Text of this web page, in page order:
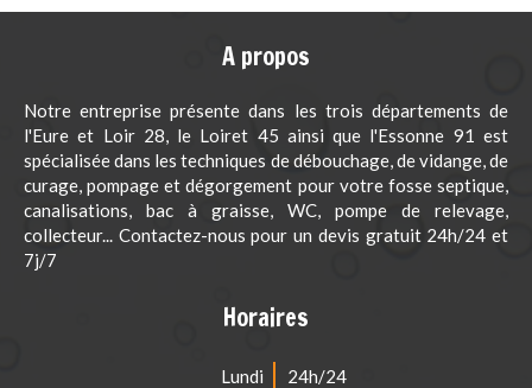
A propos
Notre entreprise présente dans les trois départements de
l'Eure et Loir 28, le Loiret 45 ainsi que l'Essonne 91 est
spécialisée dans les techniques de débouchage, de vidange, de
curage, pompage et dégorgement pour votre fosse septique,
canalisations, bac à graisse, WC, pompe de relevage,
collecteur... Contactez-nous pour un devis gratuit 24h/24 et
7j/7
Horaires
Lundi
24h/24